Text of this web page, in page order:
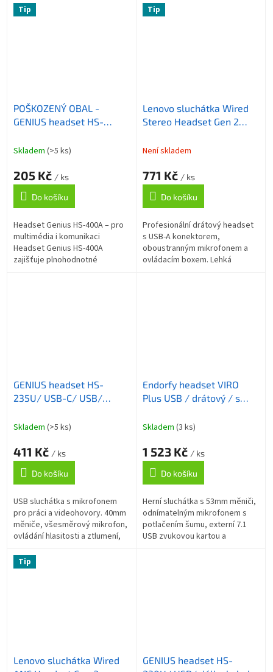
automatickým ztlumením,
ovladač na kabelu,...
Tip
POŠKOZENÝ OBAL -
GENIUS headset HS-
na single jack
Skladem (>5 ks)
205 Kč / ks
Do košíku
Headset Genius HS-400A – pro
multimédia i komunikaci
Headset Genius HS-400A
zajišťuje plnohodnotné
Tip
Lenovo sluchátka Wired
Stereo Headset Gen 2
Není skladem
771 Kč / ks
Do košíku
Profesionální drátový headset
s USB-A konektorem,
oboustranným mikrofonem a
ovládacím boxem. Lehká
GENIUS headset HS-
235U/ USB-C/ USB/
m
Skladem (>5 ks)
411 Kč / ks
Do košíku
USB sluchátka s mikrofonem
pro práci a videohovory. 40mm
měniče, všesměrový mikrofon,
ovládání hlasitosti a ztlumení,
dlouhým stiskem, Plug & Play...
Endorfy headset VIRO
Plus USB / drátový / s
mikrofonem / USB / šedý
Skladem (3 ks)
1 523 Kč / ks
Do košíku
Herní sluchátka s 53mm měniči,
odnímatelným mikrofonem s
potlačením šumu, externí 7.1
USB zvukovou kartou a
Tip
Lenovo sluchátka Wired
GENIUS headset HS-